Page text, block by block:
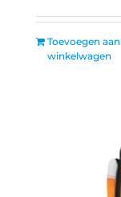
Toevoegen aan
winkelwagen